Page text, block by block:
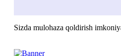
Sizda mulohaza qoldirish